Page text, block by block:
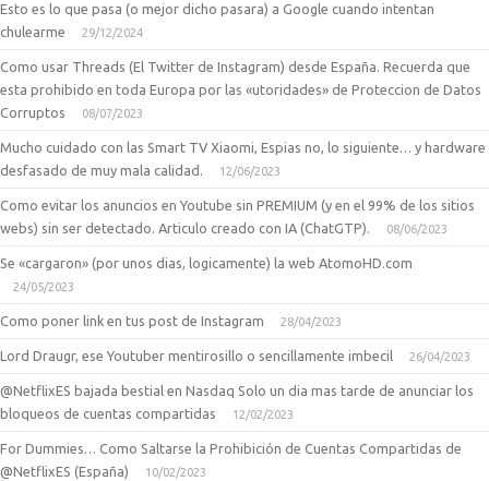
Esto es lo que pasa (o mejor dicho pasara) a Google cuando intentan
chulearme
29/12/2024
Como usar Threads (El Twitter de Instagram) desde España. Recuerda que
esta prohibido en toda Europa por las «utoridades» de Proteccion de Datos
Corruptos
08/07/2023
Mucho cuidado con las Smart TV Xiaomi, Espias no, lo siguiente… y hardware
desfasado de muy mala calidad.
12/06/2023
Como evitar los anuncios en Youtube sin PREMIUM (y en el 99% de los sitios
webs) sin ser detectado. Articulo creado con IA (ChatGTP).
08/06/2023
Se «cargaron» (por unos dias, logicamente) la web AtomoHD.com
24/05/2023
Como poner link en tus post de Instagram 28/04/2023
Lord Draugr, ese Youtuber mentirosillo o sencillamente imbecil 26/04/2023
@NetflixES bajada bestial en Nasdaq Solo un dia mas tarde de anunciar los
bloqueos de cuentas compartidas
12/02/2023
For Dummies… Como Saltarse la Prohibición de Cuentas Compartidas de
@NetflixES (España)
10/02/2023